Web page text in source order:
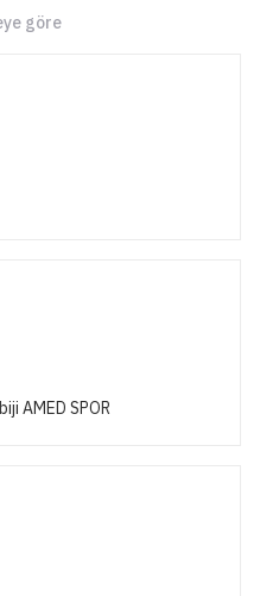
göre
AMED SPOR